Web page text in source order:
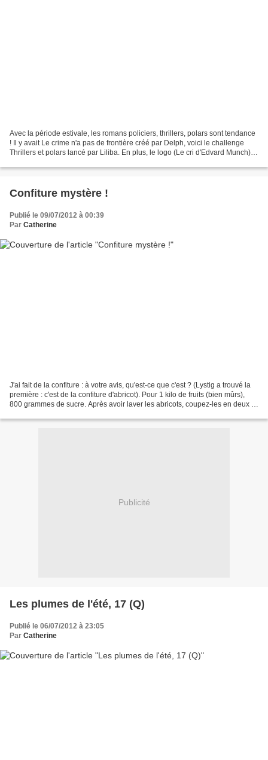
Avec la période estivale, les romans policiers, thrillers, polars sont tendance
! Il y avait Le crime n'a pas de frontière créé par Delph, voici le challenge
Thrillers et polars lancé par Liliba. En plus, le logo (Le cri d'Edvard Munch)
Confiture mystère !
Publié le 09/07/2012 à 00:39
Par Catherine
J'ai fait de la confiture : à votre avis, qu'est-ce que c'est ? (Lystig a trouvé la
première : c'est de la confiture d'abricot). Pour 1 kilo de fruits (bien mûrs),
800 grammes de sucre. Après avoir laver les abricots, coupez-les en deux et
Publicité
Les plumes de l'été, 17 (Q)
Publié le 06/07/2012 à 23:05
Par Catherine